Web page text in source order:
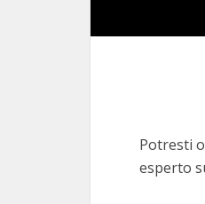
Potresti
esperto